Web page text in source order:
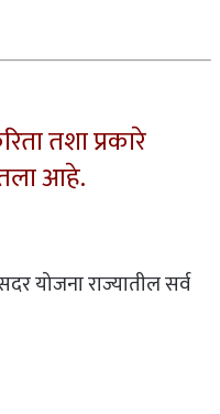
तशा प्रकारे
आहे.
योजना राज्यातील सर्व